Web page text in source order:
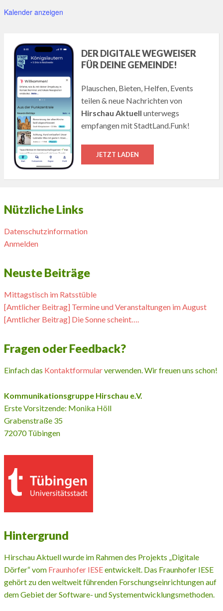
Kalender anzeigen
DER DIGITALE WEGWEISER
FÜR DEINE GEMEINDE!
Plauschen, Bieten, Helfen, Events
teilen & neue Nachrichten von
Hirschau Aktuell unterwegs
empfangen mit StadtLand.Funk!
JETZT LADEN
Nützliche Links
Datenschutzinformation
Anmelden
Neuste Beiträge
Mittagstisch im Ratsstüble
[Amtlicher Beitrag] Termine und Veranstaltungen im August
[Amtlicher Beitrag] Die Sonne scheint….
Fragen oder Feedback?
Einfach das Kontaktformularverwenden. Wir freuen uns schon!
Kommunikationsgruppe Hirschau e.V.
Erste Vorsitzende: Monika Höll
Grabenstraße 35
72070 Tübingen
Hintergrund
Hirschau Aktuell wurde im Rahmen des Projekts „Digitale
Dörfer“ vom Fraunhofer IESEentwickelt. Das Fraunhofer IESE
gehört zu den weltweit führenden Forschungseinrichtungen auf
dem Gebiet der Software- und Systementwicklungsmethoden.